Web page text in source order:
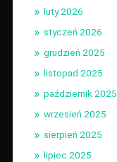
luty 2026
styczeń 2026
grudzień 2025
listopad 2025
październik 2025
wrzesień 2025
sierpień 2025
lipiec 2025